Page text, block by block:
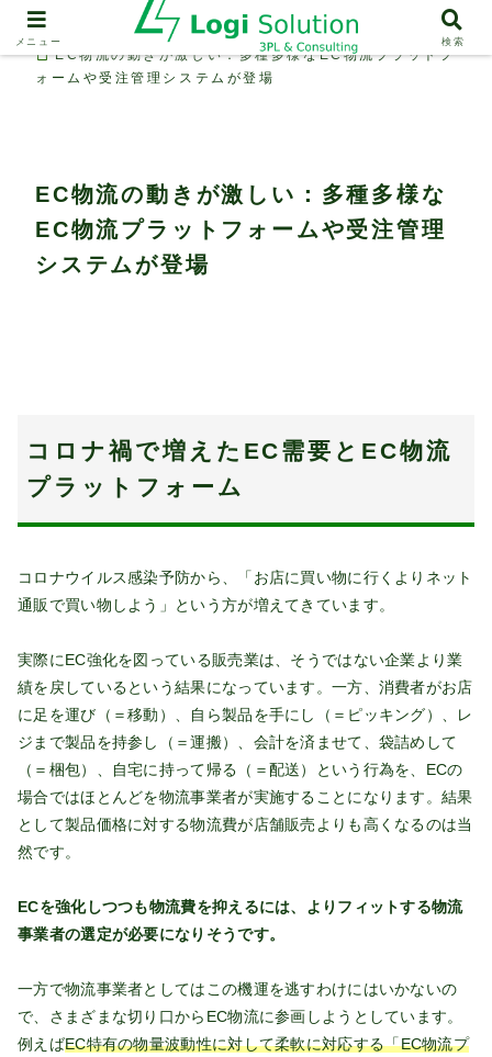
物流機能（輸送、保管、情報システム）
EC物流の動きが激しい：多種多様なEC物流プラットフ
ォームや受注管理システムが登場
EC物流の動きが激しい：多種多様な
EC物流プラットフォームや受注管理
システムが登場
コロナ禍で増えたEC需要とEC物流
プラットフォーム
コロナウイルス感染予防から、「お店に買い物に行くよりネット
通販で買い物しよう」という方が増えてきています。
実際にEC強化を図っている販売業は、そうではない企業より業
績を戻しているという結果になっています。一方、消費者がお店
に足を運び（＝移動）、自ら製品を手にし（＝ピッキング）、レ
ジまで製品を持参し（＝運搬）、会計を済ませて、袋詰めして
（＝梱包）、自宅に持って帰る（＝配送）という行為を、ECの
場合ではほとんどを物流事業者が実施することになります。結果
として製品価格に対する物流費が店舗販売よりも高くなるのは当
然です。
ECを強化しつつも物流費を抑えるには、よりフィットする物流
事業者の選定が必要になりそうです。
一方で物流事業者としてはこの機運を逃すわけにはいかないの
で、さまざまな切り口からEC物流に参画しようとしています。
例えばEC特有の物量波動性に対して柔軟に対応する「EC物流プ
メニュー 検索